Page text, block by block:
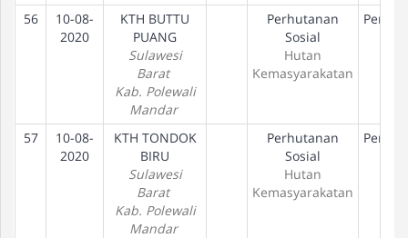
56
10-08-
2020
KTH BUTTU
PUANG
Sulawesi
Barat
Kab. Polewali
Mandar
Perhutanan
Sosial
Hutan
Kemasyarakatan
57
10-08-
2020
KTH TONDOK
BIRU
Sulawesi
Barat
Kab. Polewali
Mandar
Perhutanan
Sosial
Hutan
Kemasyarakatan